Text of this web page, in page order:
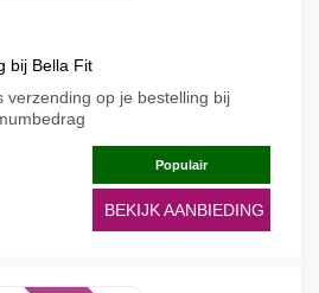
bij Bella Fit
verzending op je bestelling bij
Populair
BEKIJK AANBIEDING